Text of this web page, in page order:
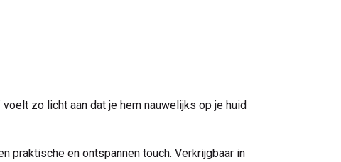
zo licht aan dat je hem nauwelijks op je huid
praktische en ontspannen touch. Verkrijgbaar in